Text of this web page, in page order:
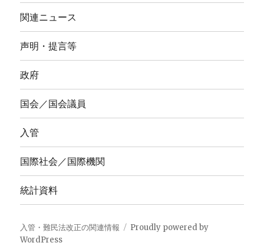
関連ニュース
声明・提言等
政府
国会／国会議員
入管
国際社会／国際機関
統計資料
入管・難民法改正の関連情報
Proudly powered by
WordPress